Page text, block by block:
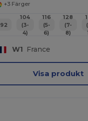
+3 Färger
92
104
(3-
4)
116
(5-
6)
128
(7-
8)
W1 France
Visa produkt